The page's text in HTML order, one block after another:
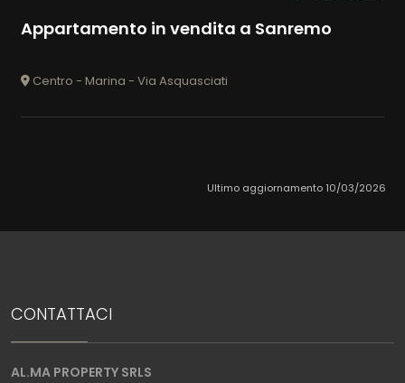
Appartamento in vendita a Sanremo
Centro - Marina - Via Asquasciati
Ultimo aggiornamento 10/03/2026
CONTATTACI
AL.MA PROPERTY SRLS